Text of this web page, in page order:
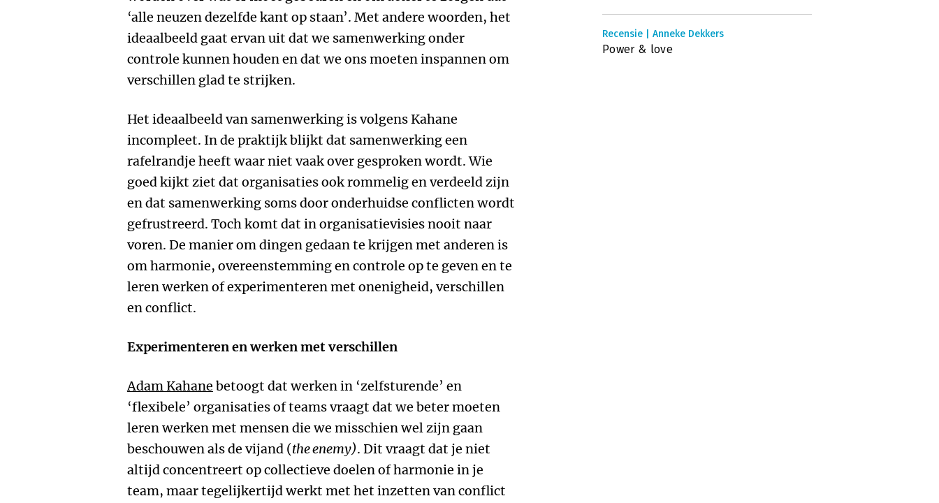
‘alle neuzen dezelfde kant op staan’. Met andere woorden, het
ideaalbeeld gaat ervan uit dat we samenwerking onder
controle kunnen houden en dat we ons moeten inspannen om
verschillen glad te strijken.
Het ideaalbeeld van samenwerking is volgens Kahane
incompleet. In de praktijk blijkt dat samenwerking een
rafelrandje heeft waar niet vaak over gesproken wordt. Wie
goed kijkt ziet dat organisaties ook rommelig en verdeeld zijn
en dat samenwerking soms door onderhuidse conflicten wordt
gefrustreerd. Toch komt dat in organisatievisies nooit naar
voren. De manier om dingen gedaan te krijgen met anderen is
om harmonie, overeenstemming en controle op te geven en te
leren werken of experimenteren met onenigheid, verschillen
en conflict.
Experimenteren en werken met verschillen
Adam Kahane betoogt dat werken in ‘zelfsturende’ en
‘flexibele’ organisaties of teams vraagt dat we beter moeten
leren werken met mensen die we misschien wel zijn gaan
beschouwen als de vijand (the enemy). Dit vraagt dat je niet
altijd concentreert op collectieve doelen of harmonie in je
team, maar tegelijkertijd werkt met het inzetten van conflict
Recensie | Anneke Dekkers
Power & love